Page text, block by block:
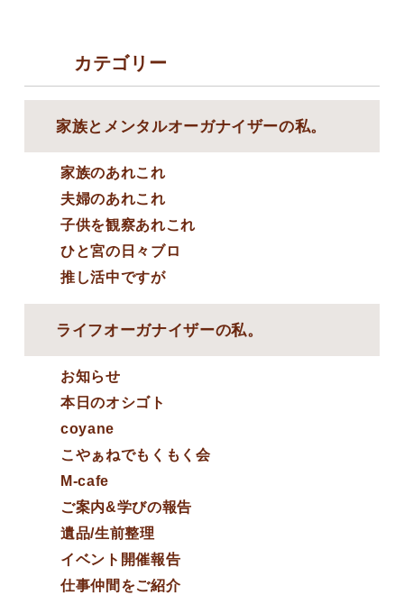
カテゴリー
家族とメンタルオーガナイザーの私。
家族のあれこれ
夫婦のあれこれ
子供を観察あれこれ
ひと宮の日々ブロ
推し活中ですが
ライフオーガナイザーの私。
お知らせ
本日のオシゴト
coyane
こやぁねでもくもく会
M-cafe
ご案内&学びの報告
遺品/生前整理
イベント開催報告
仕事仲間をご紹介